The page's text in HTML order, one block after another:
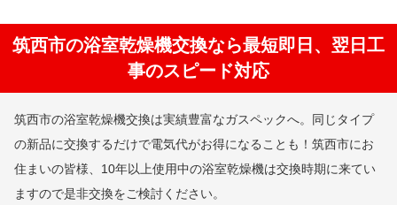
筑西市の浴室乾燥機交換なら最短即日、翌日工
事のスピード対応
筑西市の浴室乾燥機交換は実績豊富なガスペックへ。同じタイプ
の新品に交換するだけで電気代がお得になることも！筑西市にお
住まいの皆様、10年以上使用中の浴室乾燥機は交換時期に来てい
ますので是非交換をご検討ください。